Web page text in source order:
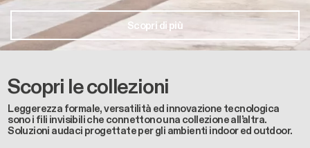
Scopri di più
Scopri le collezioni
Leggerezza formale, versatilità ed innovazione tecnologica
sono i fili invisibili che connettono una collezione all’altra.
Soluzioni audaci progettate per gli ambienti indoor ed outdoor.